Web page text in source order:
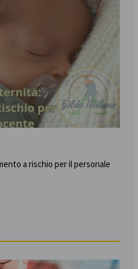
a rischio per il personale